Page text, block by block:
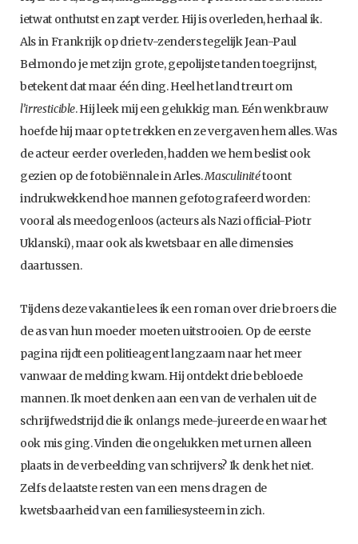
ietwat onthutst en zapt verder. Hij is overleden, herhaal ik.
Als in Frankrijk op drie tv-zenders tegelijk Jean-Paul
Belmondo je met zijn grote, gepolijste tanden toegrijnst,
betekent dat maar één ding. Heel het land treurt om
l’irresticible. Hij leek mij een gelukkig man. Eén wenkbrauw
hoefde hij maar op te trekken en ze vergaven hem alles. Was
de acteur eerder overleden, hadden we hem beslist ook
gezien op de fotobiënnale in Arles.Masculinitétoont
indrukwekkend hoe mannen gefotografeerd worden:
vooral als meedogenloos (acteurs als Nazi official-Piotr
Uklanski), maar ook als kwetsbaar en alle dimensies
daartussen.
Tijdens deze vakantie lees ik een roman over drie broers die
de as van hun moeder moeten uitstrooien. Op de eerste
pagina rijdt een politieagent langzaam naar het meer
vanwaar de melding kwam. Hij ontdekt drie bebloede
mannen. Ik moet denken aan een van de verhalen uit de
schrijfwedstrijd die ik onlangs mede-jureerde en waar het
ook mis ging. Vinden die ongelukken met urnen alleen
plaats in de verbeelding van schrijvers? Ik denk het niet.
Zelfs de laatste resten van een mens dragen de
kwetsbaarheid van een familiesysteem in zich.